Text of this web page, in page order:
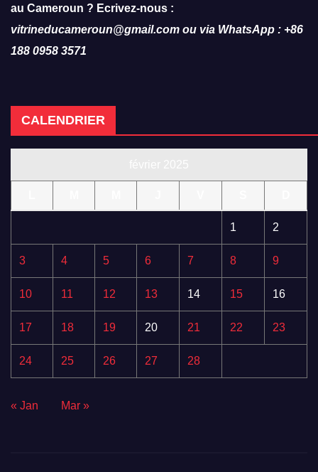
au Cameroun ? Ecrivez-nous :
vitrineducameroun@gmail.com ou via WhatsApp : +86
188 0958 3571
CALENDRIER
1 2
3 4 5 6 7 8 9
10 11 12 13 14 15 16
17 18 19 20 21 22 23
24 25 26 27 28
« Jan Mar »